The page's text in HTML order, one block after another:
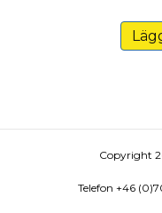
Copyright
Telefon +46